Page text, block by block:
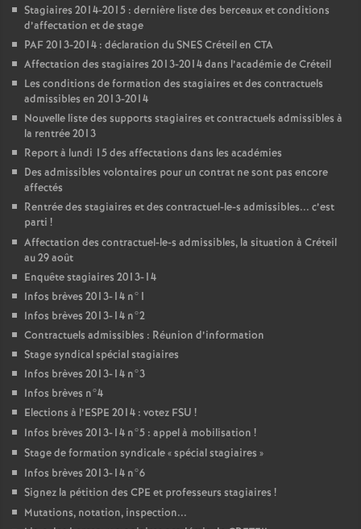
Stagiaires 2014-2015 : dernière liste des berceaux et conditions
d’affectation et de stage
PAF2013-2014 : déclaration duSNESCréteil en CTA
Affectation des stagiaires 2013-2014 dans l’académie de Créteil
Les conditions de formation des stagiaires et des contractuels
admissibles en 2013-2014
Nouvelle liste des supports stagiaires et contractuels admissibles à
la rentrée 2013
Report à lundi 15 des affectations dans les académies
Des admissibles volontaires pour un contrat ne sont pas encore
affectés
Rentrée des stagiaires et des contractuel-le-s admissibles... c’est
parti !
Affectation des contractuel-le-s admissibles, la situation à Créteil
au 29 août
Enquête stagiaires 2013-14
Infos brèves 2013-14 n°1
Infos brèves 2013-14 n°2
Contractuels admissibles : Réunion d’information
Stage syndical spécial stagiaires
Infos brèves 2013-14 n°3
Infos brèves n°4
Elections à l’ESPE 2014 : votez FSU !
Infos brèves 2013-14 n°5 : appel à mobilisation !
Stage de formation syndicale «spécial stagiaires »
Infos brèves 2013-14 n°6
Signez la pétition des CPE et professeurs stagiaires !
Mutations, notation, inspection...